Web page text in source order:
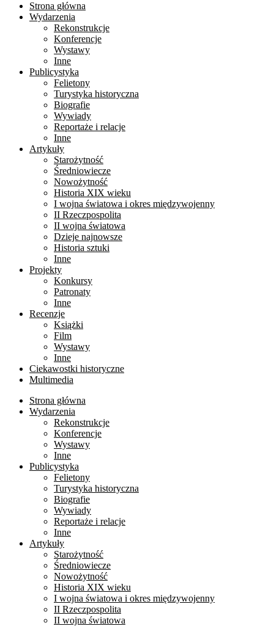
Strona główna
Wydarzenia
Rekonstrukcje
Konferencje
Wystawy
Inne
Publicystyka
Felietony
Turystyka historyczna
Biografie
Wywiady
Reportaże i relacje
Inne
Artykuły
Starożytność
Średniowiecze
Nowożytność
Historia XIX wieku
I wojna światowa i okres międzywojenny
II Rzeczpospolita
II wojna światowa
Dzieje najnowsze
Historia sztuki
Inne
Projekty
Konkursy
Patronaty
Inne
Recenzje
Książki
Film
Wystawy
Inne
Ciekawostki historyczne
Multimedia
Strona główna
Wydarzenia
Rekonstrukcje
Konferencje
Wystawy
Inne
Publicystyka
Felietony
Turystyka historyczna
Biografie
Wywiady
Reportaże i relacje
Inne
Artykuły
Starożytność
Średniowiecze
Nowożytność
Historia XIX wieku
I wojna światowa i okres międzywojenny
II Rzeczpospolita
II wojna światowa